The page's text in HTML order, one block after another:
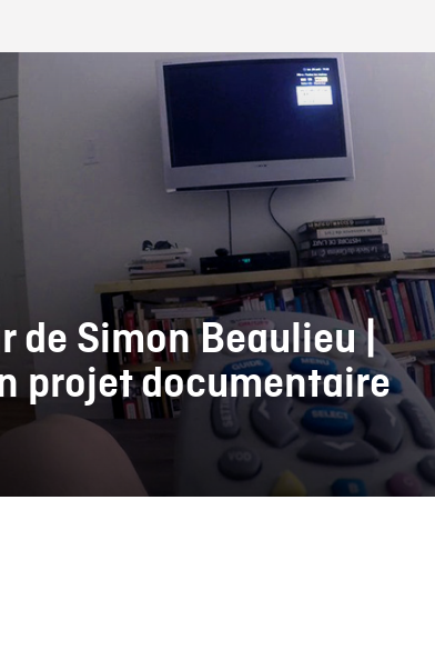
de Simon Beaulieu |
projet documentaire